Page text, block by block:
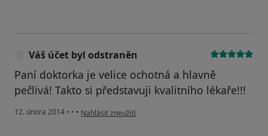
Váš účet byl odstraněn
Paní doktorka je velice ochotná a hlavně
pečlivá! Takto si představuji kvalitního lékaře!!!
12. února 2014 • • • podle názoru uživatele Váš účet byl odstraněn
Nahlásit zneužití